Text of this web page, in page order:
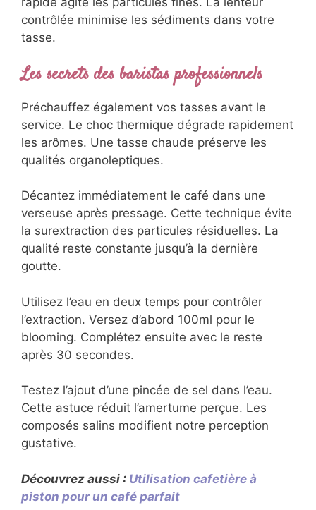
contrôlée minimise les sédiments dans votre
tasse.
Les secrets des baristas professionnels
Préchauffez également vos tasses avant le
service. Le choc thermique dégrade rapidement
les arômes. Une tasse chaude préserve les
qualités organoleptiques.
Décantez immédiatement le café dans une
verseuse après pressage. Cette technique évite
la surextraction des particules résiduelles. La
qualité reste constante jusqu’à la dernière
goutte.
Utilisez l’eau en deux temps pour contrôler
l’extraction. Versez d’abord 100ml pour le
blooming. Complétez ensuite avec le reste
après 30 secondes.
Testez l’ajout d’une pincée de sel dans l’eau.
Cette astuce réduit l’amertume perçue. Les
composés salins modifient notre perception
gustative.
Découvrez aussi : Utilisation cafetière à
piston pour un café parfait